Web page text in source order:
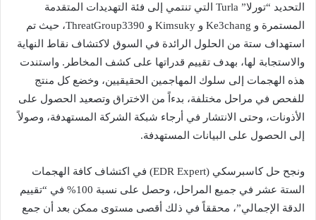
التحديد “تورلا” Turla التي تنتمي إلى فئة التهديدات المتقدمة
المستمرة و Ke3chang و Kimsuky و ThreatGroup3390، حيث تم
استهداف ستة من الحلول الرائدة في السوق لاكتشاف نقاط النهاية
والاستجابة لها، بهدف تقييم قدراتها على كشف المخاطر. واستندت
هذه الهجمات إلى سلوك المهاجمين الحقيقيين، وخضع كل منتج
للفحص في مراحل مختلفة، بدءاً من الاختراق وتصعيد الحصول على
الأذونات، وحتى الانتشار في أرجاء شبكة الشركة المستهدفة، وصولاً
إلى الحصول على البيانات المستهدفة.
ونجح حل كاسبرسكي (EDR Expert) في اكتشاف كافة الهجمات
الستة عشر في جميع المراحل، وحصل على نسبة 100% في “تقييم
الدقة الإجمالي”، محققاً في ذلك أقصى مستوى ممكن بعد أن جمع